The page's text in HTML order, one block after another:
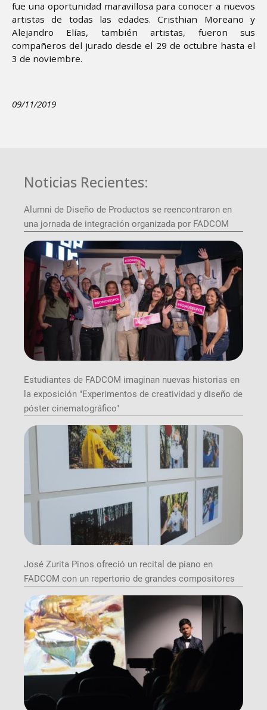
fue una oportunidad maravillosa para conocer a nuevos
artistas de todas las edades. Cristhian Moreano y
Alejandro Elías, también artistas, fueron sus
compañeros del jurado desde el 29 de octubre hasta el
3 de noviembre.
09/11/2019
Noticias Recientes:
Alumni de Diseño de Productos se reencontraron en
una jornada de integración organizada por FADCOM
Estudiantes de FADCOM imaginan nuevas historias en
la exposición "Experimentos de creatividad y diseño de
póster cinematográfico"
José Zurita Pinos ofreció un recital de piano en
FADCOM con un repertorio de grandes compositores